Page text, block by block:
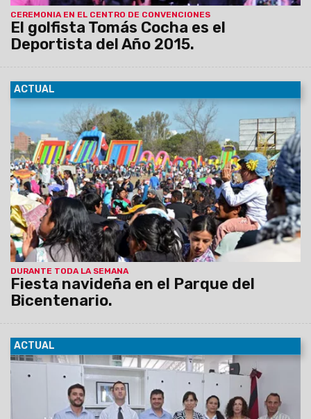
CEREMONIA EN EL CENTRO DE CONVENCIONES
El golfista Tomás Cocha es el
Deportista del Año 2015.
ACTUAL
DURANTE TODA LA SEMANA
Fiesta navideña en el Parque del
Bicentenario.
El Parque del Bicentenario ofrecerá una fiesta
navideña para los niños, del 19 al 23 del corriente, de 18 a 20,
y el día 24 de 12 a 13. Durante esos días estará Papá Noel y
habrá una urna para que los chicos depositen sus cartas.
ACTUAL
18/12/2015 El convenio se firmó para mantener estables
precios de productos para las fiestas de fin de año. Estarán
disponibles desde hasta fin de mes. Los costos varían entre
$49.45 y $160.